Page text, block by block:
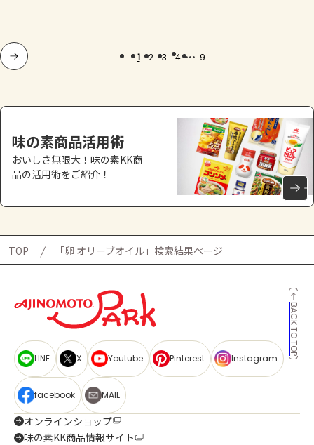
1 2 3 4 ... 9
味の素商品活用術
おいしさ無限大！味の素KK商
品の活用術をご紹介！
TOP 「卵 オリーブオイル」検索結果ページ
BACK TO TOP
LINE X Youtube Pinterest Instagram
facebook MAIL
オンラインショップ
味の素KK商品情報サイト